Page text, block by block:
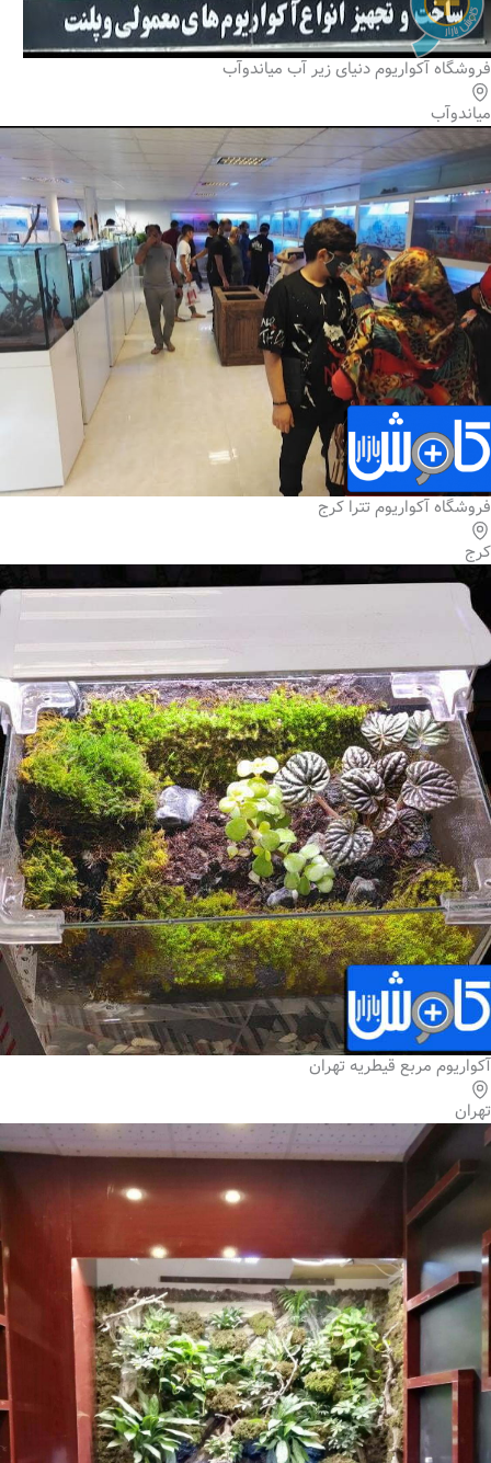
فروشگاه آکواریوم دنیای زیر آب میاندوآب
میاندوآب
فروشگاه آکواریوم تترا کرج
کرج
آکواریوم مربع قیطریه تهران
تهران